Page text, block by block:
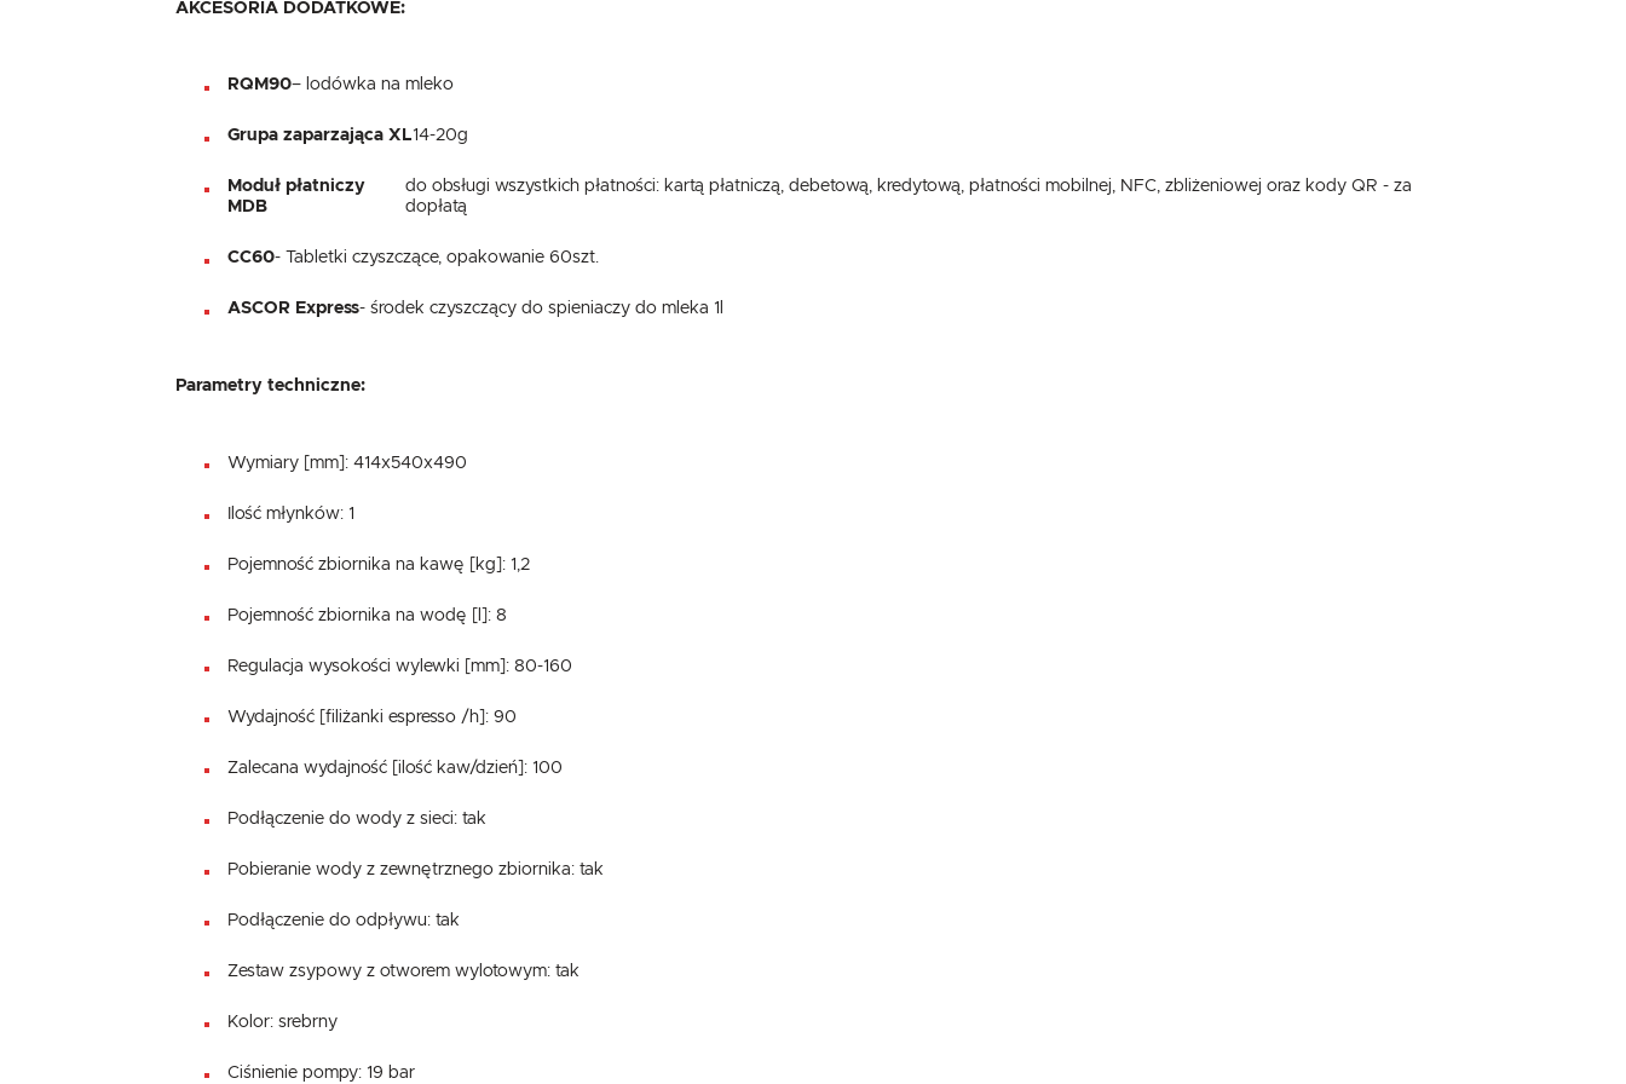
AKCESORIA DODATKOWE:
RQM90– lodówka na mleko
Grupa zaparzająca XL14-20g
Moduł płatniczy
MDB
do obsługi wszystkich płatności: kartą płatniczą, debetową, kredytową, płatności mobilnej, NFC, zbliżeniowej oraz kody QR - za
dopłatą
CC60- Tabletki czyszczące, opakowanie 60szt.
ASCOR Express- środek czyszczący do spieniaczy do mleka 1l
Parametry techniczne:
Wymiary [mm]: 414x540x490
Ilość młynków: 1
Pojemność zbiornika na kawę [kg]: 1,2
Pojemność zbiornika na wodę [l]: 8
Regulacja wysokości wylewki [mm]: 80-160
Wydajność [filiżanki espresso /h]: 90
Zalecana wydajność [ilość kaw/dzień]: 100
Podłączenie do wody z sieci: tak
Pobieranie wody z zewnętrznego zbiornika: tak
Podłączenie do odpływu: tak
Zestaw zsypowy z otworem wylotowym: tak
Kolor: srebrny
Ciśnienie pompy: 19 bar